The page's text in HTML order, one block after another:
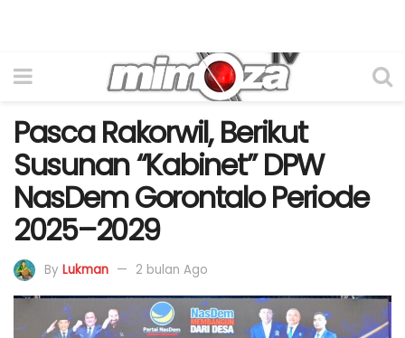
Pasca Rakorwil, Berikut
Susunan “Kabinet” DPW
NasDem Gorontalo Periode
2025–2029
By Lukman 2 bulan Ago